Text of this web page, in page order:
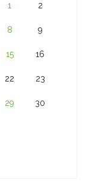
1 2
8 9
15 16
22 23
29 30